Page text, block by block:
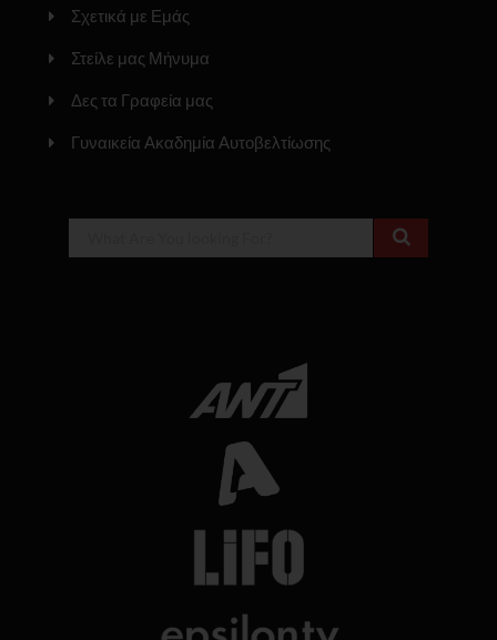
Σχετικά με Εμάς
Στείλε μας Μήνυμα
Δες τα Γραφεία μας
Γυναικεία Ακαδημία Αυτοβελτίωσης